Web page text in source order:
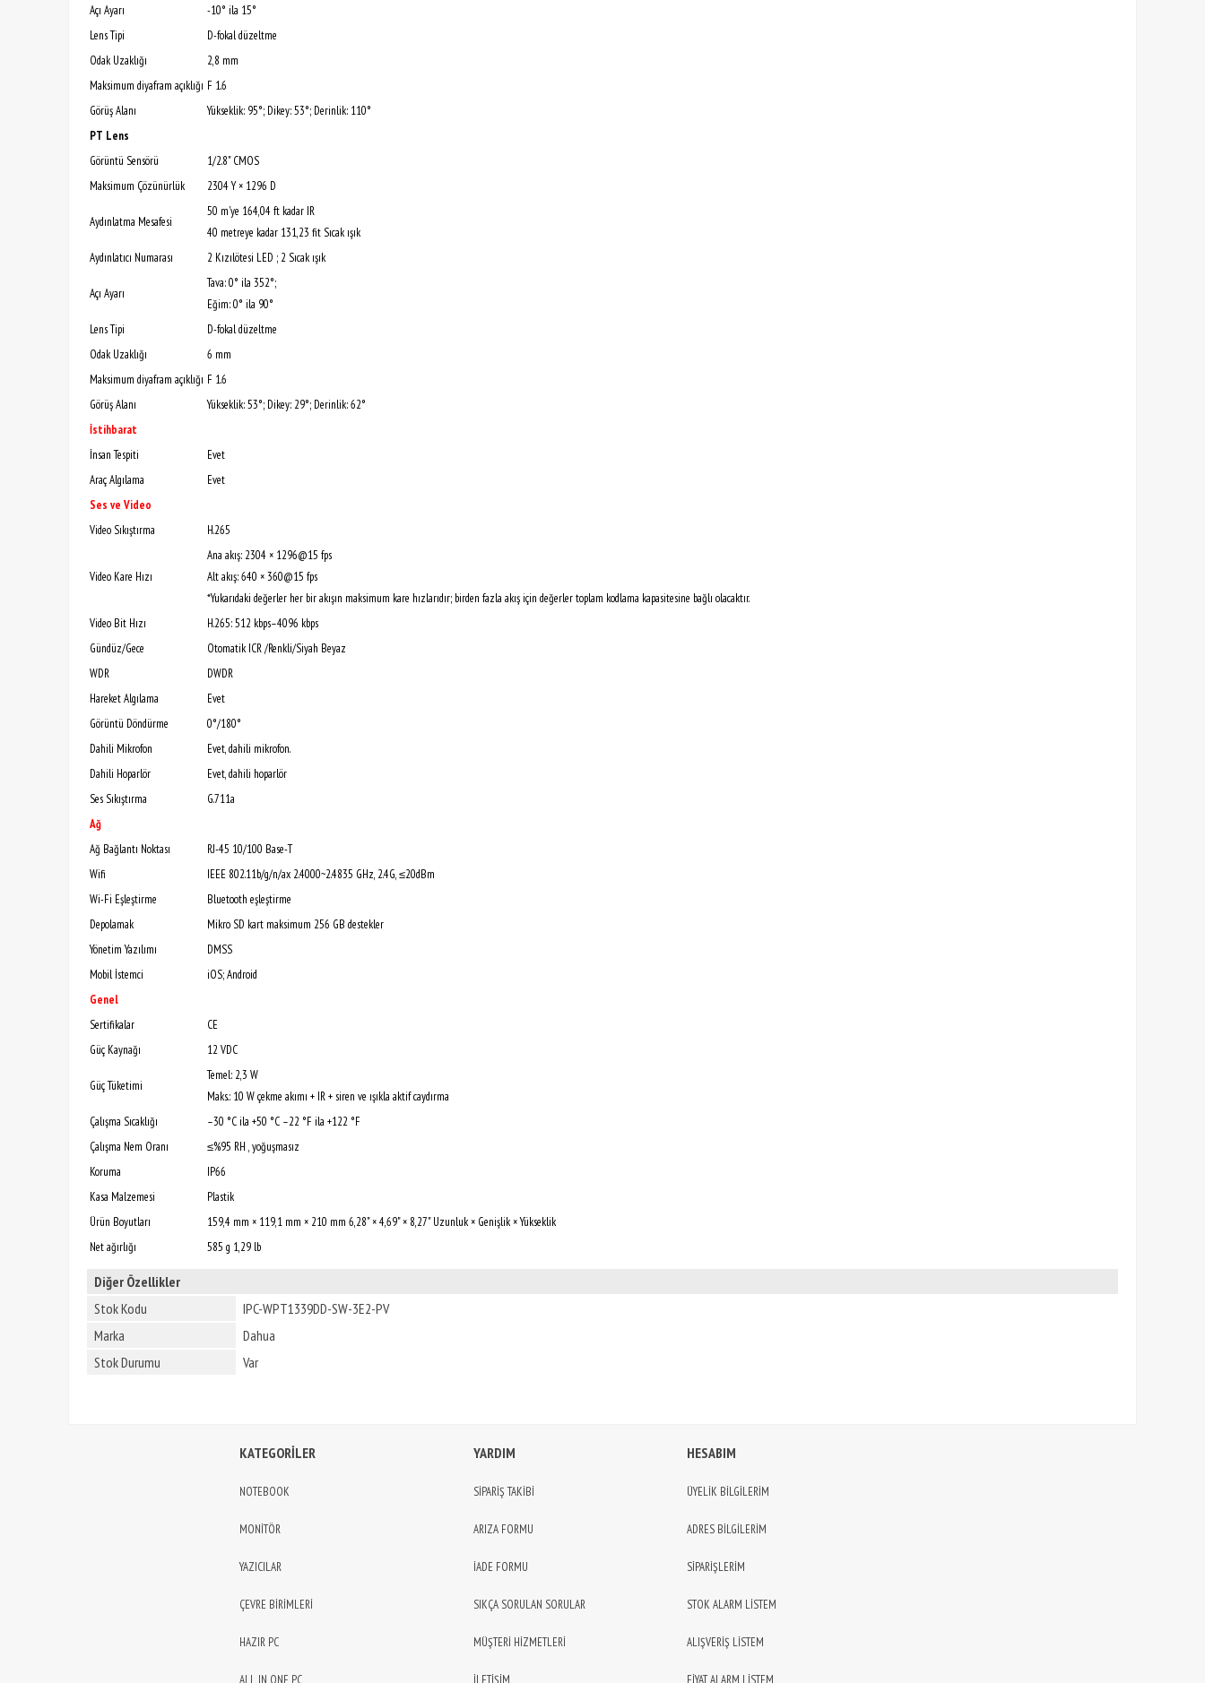
Açı Ayarı
-10° ila 15°
Lens Tipi
D-fokal düzeltme
Odak Uzaklığı
2,8 mm
Maksimum diyafram açıklığı F 1.6
Görüş Alanı
Yükseklik: 95°; Dikey: 53°; Derinlik: 110°
PT Lens
Görüntü Sensörü
1/2.8" CMOS
Maksimum Çözünürlük
2304 Y × 1296 D
Aydınlatma Mesafesi
50 m'ye 164,04 ft kadar IR
40 metreye kadar 131,23 fit Sıcak ışık
Aydınlatıcı Numarası
2 Kızılötesi LED ; 2 Sıcak ışık
Açı Ayarı
Tava: 0° ila 352°;
Eğim: 0° ila 90°
Lens Tipi
D-fokal düzeltme
Odak Uzaklığı
6 mm
Maksimum diyafram açıklığı F 1.6
Görüş Alanı
Yükseklik: 53°; Dikey: 29°; Derinlik: 62°
İstihbarat
İnsan Tespiti
Evet
Araç Algılama
Evet
Ses ve Video
Video Sıkıştırma
H.265
Video Kare Hızı
Ana akış: 2304 × 1296@15 fps
Alt akış: 640 × 360@15 fps
*Yukarıdaki değerler her bir akışın maksimum kare hızlarıdır; birden fazla akış için değerler toplam kodlama kapasitesine bağlı olacaktır.
Video Bit Hızı
H.265: 512 kbps–4096 kbps
Gündüz/Gece
Otomatik ICR /Renkli/Siyah Beyaz
WDR
DWDR
Hareket Algılama
Evet
Görüntü Döndürme
0°/180°
Dahili Mikrofon
Evet, dahili mikrofon.
Dahili Hoparlör
Evet, dahili hoparlör
Ses Sıkıştırma
G.711a
Ağ
Ağ Bağlantı Noktası
RJ-45 10/100 Base-T
Wifi
IEEE 802.11b/g/n/ax 2.4000~2.4835 GHz, 2.4G, ≤20dBm
Wi-Fi Eşleştirme
Bluetooth eşleştirme
Depolamak
Mikro SD kart maksimum 256 GB destekler
Yönetim Yazılımı
DMSS
Mobil İstemci
iOS; Android
Genel
Sertifikalar
CE
Güç Kaynağı
12 VDC
Güç Tüketimi
Temel: 2,3 W
Maks.: 10 W çekme akımı + IR + siren ve ışıkla aktif caydırma
Çalışma Sıcaklığı
–30 °C ila +50 °C –22 °F ila +122 °F
Çalışma Nem Oranı
≤%95 RH , yoğuşmasız
Koruma
IP66
Kasa Malzemesi
Plastik
Ürün Boyutları
159,4 mm × 119,1 mm × 210 mm 6,28" × 4,69" × 8,27" Uzunluk × Genişlik × Yükseklik
Net ağırlığı
585 g 1,29 lb
Diğer Özellikler
Stok Kodu
IPC-WPT1339DD-SW-3E2-PV
Marka
Dahua
Stok Durumu
Var
KATEGORİLER
NOTEBOOK
MONİTÖR
YAZICILAR
ÇEVRE BİRİMLERİ
HAZIR PC
ALL IN ONE PC
YARDIM
SİPARİŞ TAKİBİ
ARIZA FORMU
İADE FORMU
SIKÇA SORULAN SORULAR
MÜŞTERİ HİZMETLERİ
İLETİŞİM
HESABIM
ÜYELİK BİLGİLERİM
ADRES BİLGİLERİM
SİPARİŞLERİM
STOK ALARM LİSTEM
ALIŞVERİŞ LİSTEM
FİYAT ALARM LİSTEM